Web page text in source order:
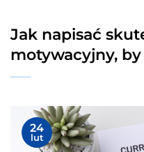
Jak napisać
motywacyjny,
24
lut